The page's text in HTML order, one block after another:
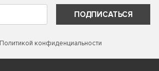
ПОДПИСАТЬСЯ
Политикой конфиденциальности